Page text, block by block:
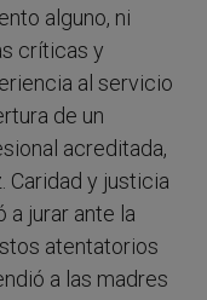
alguno, ni
críticas y
al servicio
de un
acreditada,
Caridad y justicia
a jurar ante la
atentatorios
a las madres